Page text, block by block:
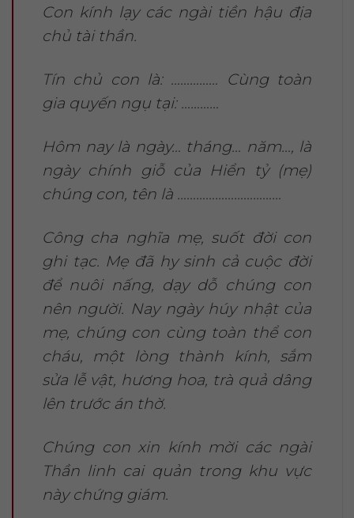
Con kính lạy các ngài tiền hậu địa
chủ tài thần.
Tín chủ con là: …………… Cùng toàn
gia quyến ngụ tại: …………
Hôm nay là ngày… tháng… năm…, là
ngày chính giỗ của Hiển tỷ (mẹ)
chúng con, tên là ……………………………
Công cha nghĩa mẹ, suốt đời con
ghi tạc. Mẹ đã hy sinh cả cuộc đời
để nuôi nấng, dạy dỗ chúng con
nên người. Nay ngày húy nhật của
mẹ, chúng con cùng toàn thể con
cháu, một lòng thành kính, sắm
sửa lễ vật, hương hoa, trà quả dâng
lên trước án thờ.
Chúng con xin kính mời các ngài
Thần linh cai quản trong khu vực
này chứng giám.